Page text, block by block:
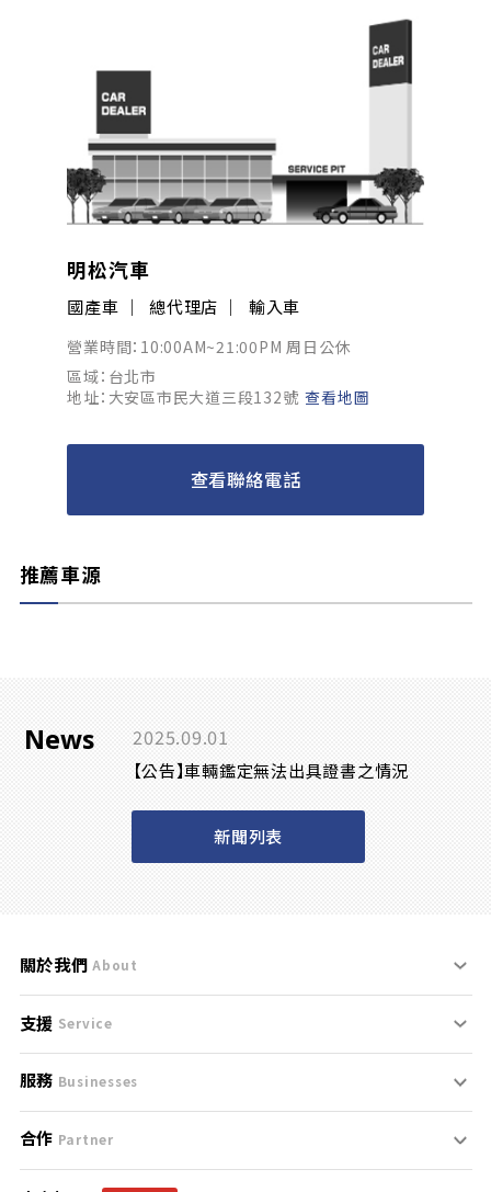
明松汽車
國產車 總代理店 輸入車
營業時間：10:00AM~21:00PM 周日公休
區域：台北市
地址：大安區市民大道三段132號 查看地圖
查看聯絡電話
推薦車源
News 2025.09.01
【公告】車輛鑑定無法出具證書之情況
新聞列表
關於我們 About
刊登規範
服務條款
免責聲明
支援 Service
支援中心
聯絡我們
服務 Businesses
什麼是Goo鑑定？
合作 Partner